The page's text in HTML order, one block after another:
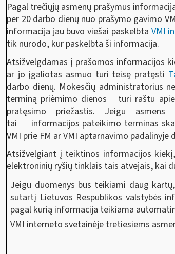
Pagal trečiųjų asmenų prašymus
per 20 darbo dienų nuo prašymo gavimo
informacija jau buvo viešai paskelbta VMI
tik nurodo, kur paskelbta ši informacija.
Atsižvelgdamas į prašomos informacijos
ar jo įgaliotas asmuo turi teisę pratęsti
darbo dienų. Mokesčių administratorius
terminą priėmimo dienos turi raštu
pratęsimo priežastis. Jeigu
tai informacijos pateikimo terminas
VMI prie FM ar VMI aptarnavimo padalinyje
Atsižvelgiant į teiktinos informacijos
elektroninių ryšių tinklais tais atvejais, kai
Jeigu duomenys bus teikiami daug
sutartį Lietuvos Respublikos valstybės
pagal kurią informacija teikiama
VMI interneto svetainėje tretiesiems